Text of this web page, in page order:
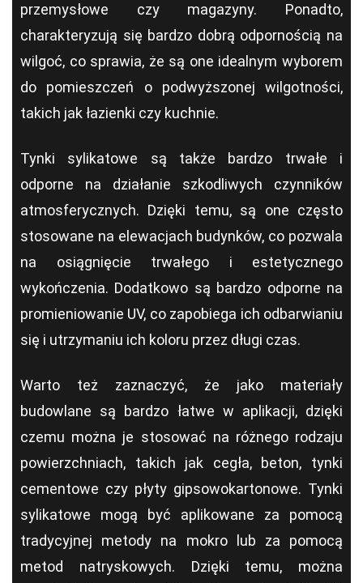
przemysłowe czy magazyny. Ponadto,
charakteryzują się bardzo dobrą odpornością na
wilgoć, co sprawia, że są one idealnym wyborem
do pomieszczeń o podwyższonej wilgotności,
takich jak łazienki czy kuchnie.
Tynki sylikatowe są także bardzo trwałe i
odporne na działanie szkodliwych czynników
atmosferycznych. Dzięki temu, są one często
stosowane na elewacjach budynków, co pozwala
na osiągnięcie trwałego i estetycznego
wykończenia. Dodatkowo są bardzo odporne na
promieniowanie UV, co zapobiega ich odbarwianiu
się i utrzymaniu ich koloru przez długi czas.
Warto też zaznaczyć, że jako materiały
budowlane są bardzo łatwe w aplikacji, dzięki
czemu można je stosować na różnego rodzaju
powierzchniach, takich jak cegła, beton, tynki
cementowe czy płyty gipsowokartonowe. Tynki
sylikatowe mogą być aplikowane za pomocą
tradycyjnej metody na mokro lub za pomocą
metod natryskowych. Dzięki temu, można